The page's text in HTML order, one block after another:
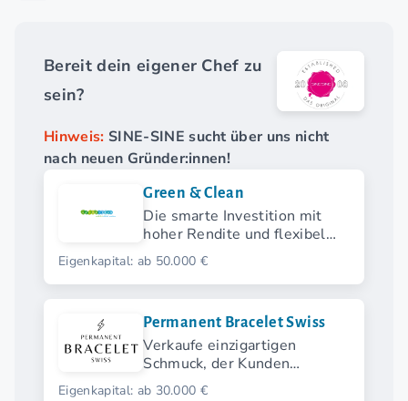
Bereit dein eigener Chef zu
sein?
Hinweis: SINE-SINE sucht über uns nicht
nach neuen Gründer:innen!
Green & Clean
Die smarte Investition mit
hoher Rendite und flexibel
wählbarem Startmodell.
Eigenkapital: ab 50.000 €
Permanent Bracelet Swiss
Verkaufe einzigartigen
Schmuck, der Kunden
begeistert und permanent ist.
Eigenkapital: ab 30.000 €